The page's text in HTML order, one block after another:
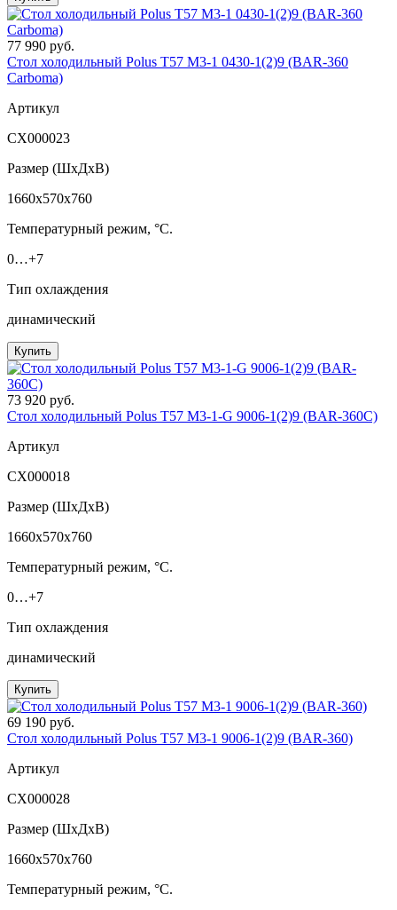
77 990 руб.
Стол холодильный Polus T57 M3-1 0430-1(2)9 (BAR-360
Сarboma)
Артикул
СХ000023
Размер (ШxДхВ)
1660x570x760
Температурный режим, °C.
0…+7
Тип охлаждения
динамический
Купить
73 920 руб.
Стол холодильный Polus T57 M3-1-G 9006-1(2)9 (BAR-360С)
Артикул
СХ000018
Размер (ШxДхВ)
1660x570x760
Температурный режим, °C.
0…+7
Тип охлаждения
динамический
Купить
69 190 руб.
Стол холодильный Polus T57 M3-1 9006-1(2)9 (BAR-360)
Артикул
СХ000028
Размер (ШxДхВ)
1660x570x760
Температурный режим, °C.